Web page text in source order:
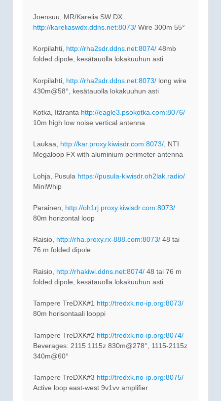
Joensuu, MR/Karelia SW DX
http://kareliaswdx.ddns.net:8073/ Wire 300m 55°
Korpilahti, http://rha2sdr.ddns.net:8074/ 48mb
folded dipole, kesätauolla lokakuuhun asti
Korpilahti, http://rha2sdr.ddns.net:8073/ long wire
430m@58°, kesätauolla lokakuuhun asti
Kotka, Itäranta http://eagle3.psokotka.com:8076/
10m high low noise vertical antenna
Laukaa, http://kar.proxy.kiwisdr.com:8073/, NTI
Megaloop FX with aluminium perimeter antenna
Lohja, Pusula https://pusula-kiwisdr.oh2lak.radio/
MiniWhip
Parainen, http://oh1rj.proxy.kiwisdr.com:8073/
80m horizontal loop
Raisio, http://rha.proxy.rx-888.com:8073/ 48 tai
76 m folded dipole
Raisio, http://rhakiwi.ddns.net:8074/ 48 tai 76 m
folded dipole, kesätauolla lokakuuhun asti
Tampere TreDXK#1 http://tredxk.no-ip.org:8073/
80m horisontaali looppi
Tampere TreDXK#2 http://tredxk.no-ip.org:8074/
Beverages: 2115 1115z 830m@278°, 1115-2115z
340m@60°
Tampere TreDXK#3 http://tredxk.no-ip.org:8075/
Active loop east-west 9v1vv amplifier